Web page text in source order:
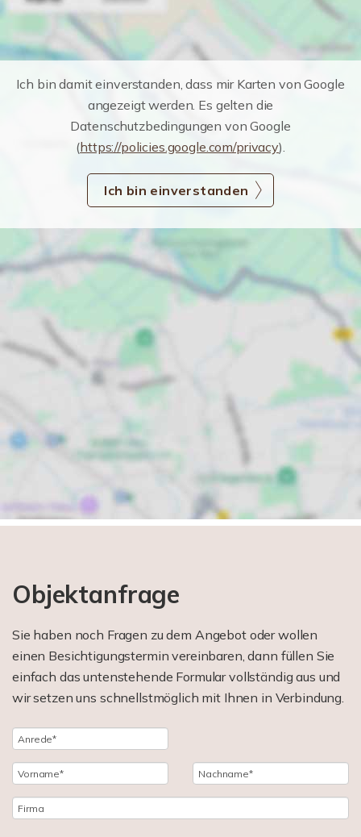
Ich bin damit einverstanden, dass mir Karten von Google
angezeigt werden. Es gelten die
Datenschutzbedingungen von Google
(https://policies.google.com/privacy).
Ich bin einverstanden
Objektanfrage
Sie haben noch Fragen zu dem Angebot oder wollen
einen Besichtigungstermin vereinbaren, dann füllen Sie
einfach das untenstehende Formular vollständig aus und
wir setzen uns schnellstmöglich mit Ihnen in Verbindung.